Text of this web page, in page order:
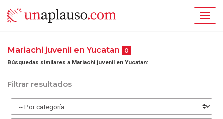
Mariachi juvenil en Yucatan 0
Búsquedas similares a Mariachi juvenil en Yucatan:
Filtrar resultados